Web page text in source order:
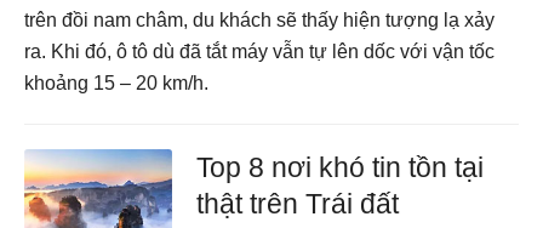
trên đồi nam châm, du khách sẽ thấy hiện tượng lạ xảy
ra. Khi đó, ô tô dù đã tắt máy vẫn tự lên dốc với vận tốc
khoảng 15 – 20 km/h.
Top 8 nơi khó tin tồn tại
thật trên Trái đất